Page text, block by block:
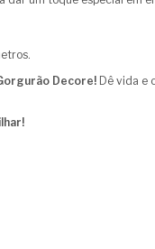
Decore! Dê vida e